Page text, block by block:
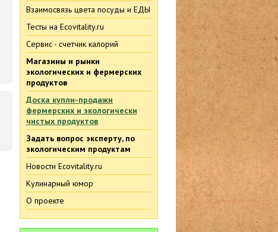
Взаимосвязь цвета посуды и ЕДЫ
Тесты на Ecovitality.ru
Сервис - счетчик калорий
Магазины и рынки
экологических и фермерских
продуктов
Доска купли-продажи
фермерских и экологически
чистых продуктов
Задать вопрос эксперту, по
экологическим продуктам
Новости Ecovitality.ru
Кулинарный юмор
О проекте